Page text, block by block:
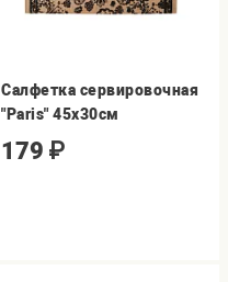
Салфетка сервировочная
"Paris" 45х30см
179 ₽